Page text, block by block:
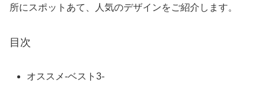
所にスポットあて、人気のデザインをご紹介します。
目次
オススメ-ベスト3-